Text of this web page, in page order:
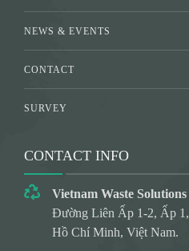
NEWS & EVENTS
CONTACT
SURVEY
CONTACT INFO
Vietnam Waste Solutions
Đường Liên Ấp 1-2, Ấp
Hồ Chí Minh, Việt Nam.